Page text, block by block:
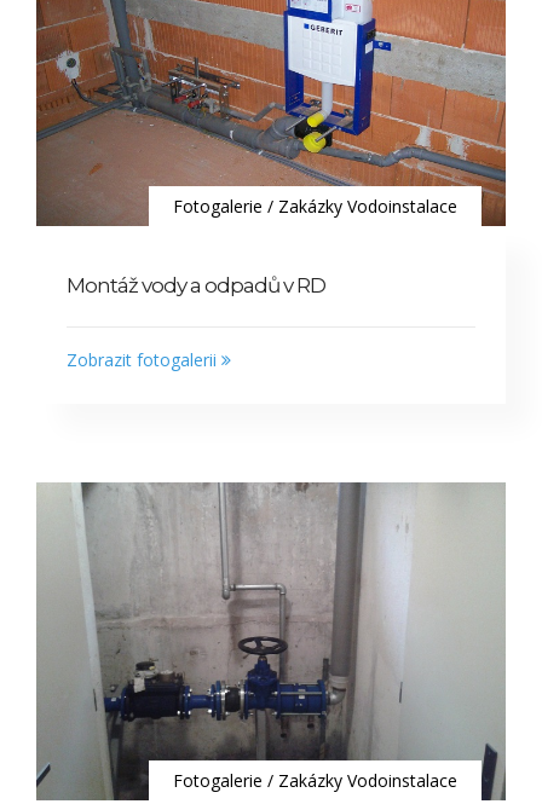
Fotogalerie / Zakázky Vodoinstalace
Montáž vody a odpadů v RD
Zobrazit fotogalerii
Fotogalerie / Zakázky Vodoinstalace